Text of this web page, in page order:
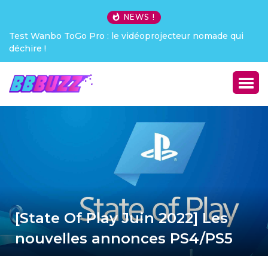
NEWS !
Test Wanbo ToGo Pro : le vidéoprojecteur nomade qui
déchire !
[State Of Play Juin 2022] Les
nouvelles annonces PS4/PS5